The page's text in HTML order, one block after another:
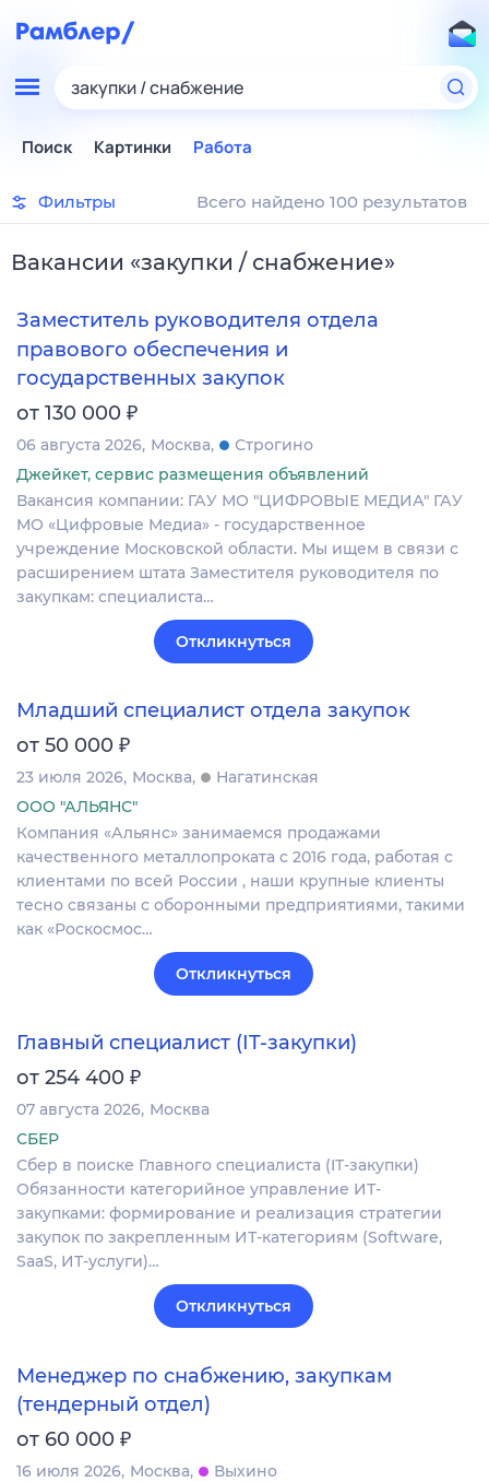
закупки / снабжение
Поиск Картинки Работа
Фильтры Всего найдено 100 результатов
Вакансии «закупки / снабжение»
Заместитель руководителя отдела
правового обеспечения и
государственных закупок
от 130 000 ₽
06 августа 2026 Москва
Строгино
Джейкет, сервис размещения объявлений
Вакансия компании: ГАУ МО "ЦИФРОВЫЕ МЕДИА" ГАУ
МО «Цифровые Медиа» - государственное
учреждение Московской области. Мы ищем в связи с
расширением штата Заместителя руководителя по
закупкам: специалиста…
Откликнуться
Младший специалист отдела закупок
от 50 000 ₽
23 июля 2026 Москва
Нагатинская
ООО "АЛЬЯНС"
Компания «Альянс» занимаемся продажами
качественного металлопроката с 2016 года, работая с
клиентами по всей России , наши крупные клиенты
тесно связаны с оборонными предприятиями, такими
как «Роскосмос…
Откликнуться
Главный специалист (IT-закупки)
от 254 400 ₽
07 августа 2026 Москва
СБЕР
Сбер в поиске Главного специалиста (IT-закупки)
Обязанности категорийное управление ИТ-
закупками: формирование и реализация стратегии
закупок по закрепленным ИТ-категориям (Software,
SaaS, ИТ-услуги)…
Откликнуться
Менеджер по снабжению, закупкам
(тендерный отдел)
от 60 000 ₽
16 июля 2026 Москва
Выхино